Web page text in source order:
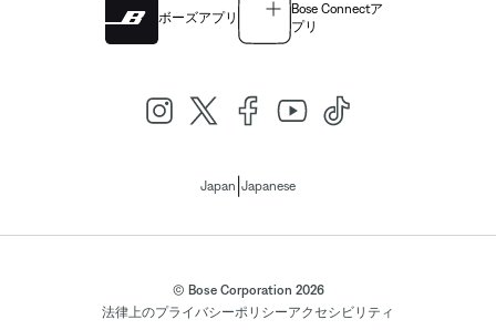
ボーズアプリ
Bose Connectア
プリ
Japan Japanese
© Bose Corporation 2026
法律上のプライバシーポリシーアクセシビリティ